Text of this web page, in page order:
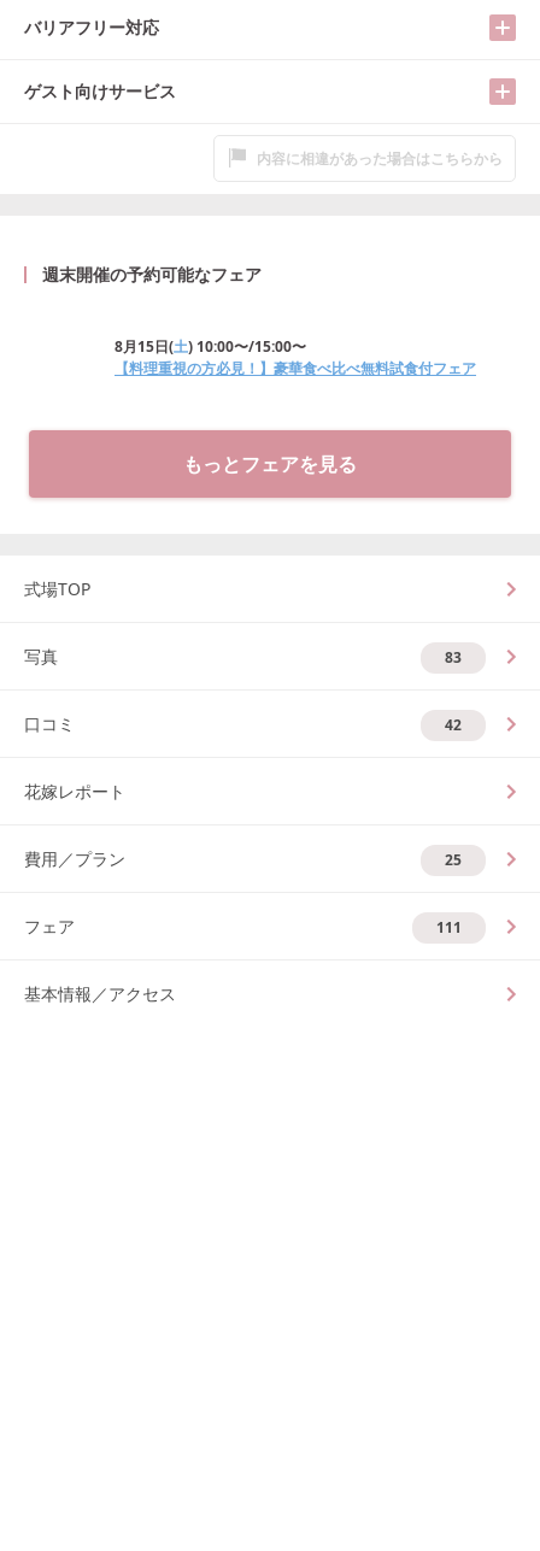
バリアフリー対応
ゲスト向けサービス
内容に相違があった場合はこちらから
週末開催の予約可能なフェア
8月15日(土) 10:00〜/15:00〜
【料理重視の方必見！】豪華食べ比べ無料試食付フェア
もっとフェアを見る
式場TOP
写真 83
口コミ 42
花嫁レポート
費用／プラン 25
フェア 111
基本情報／アクセス